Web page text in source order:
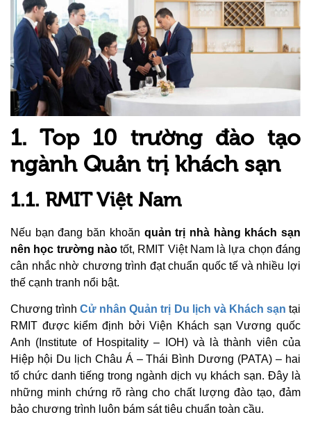
1. Top 10 trường đào tạo
ngành Quản trị khách sạn
1.1. RMIT Việt Nam
Nếu bạn đang băn khoăn quản trị nhà hàng khách sạn
nên học trường nàotốt, RMIT Việt Nam là lựa chọn đáng
cân nhắc nhờ chương trình đạt chuẩn quốc tế và nhiều lợi
thế cạnh tranh nổi bật.
Chương trìnhCử nhân Quản trị Du lịch và Khách sạn tại
RMIT được kiểm định bởi Viện Khách sạn Vương quốc
Anh (Institute of Hospitality – IOH) và là thành viên của
Hiệp hội Du lịch Châu Á – Thái Bình Dương (PATA) – hai
tổ chức danh tiếng trong ngành dịch vụ khách sạn. Đây là
những minh chứng rõ ràng cho chất lượng đào tạo, đảm
bảo chương trình luôn bám sát tiêu chuẩn toàn cầu.